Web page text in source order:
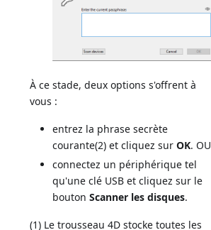
À ce stade, deux options s'offrent à
vous :
entrez la phrase secrète
courante(2) et cliquez surOK. OU
connectez un périphérique tel
qu'une clé USB et cliquez sur le
boutonScanner les disques.
(1) Le trousseau 4D stocke toutes les